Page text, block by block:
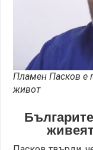
Пламен Пасков е
живот